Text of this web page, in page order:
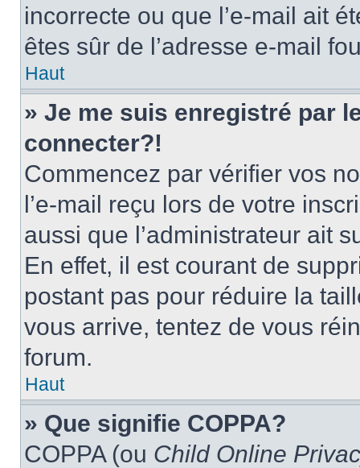
incorrecte ou que l’e-mail ait
êtes sûr de l’adresse e-mail
Haut
» Je me suis enregistré par
connecter?!
Commencez par vérifier vos
l’e-mail reçu lors de votre
aussi que l’administrateur ait
En effet, il est courant de
postant pas pour réduire la
vous arrive, tentez de vous
forum.
Haut
» Que signifie COPPA?
COPPA (ou Child Online